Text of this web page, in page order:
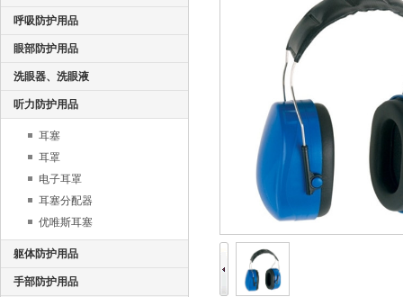
呼吸防护用品
眼部防护用品
洗眼器、洗眼液
听力防护用品
耳塞
耳罩
电子耳罩
耳塞分配器
优唯斯耳塞
躯体防护用品
手部防护用品